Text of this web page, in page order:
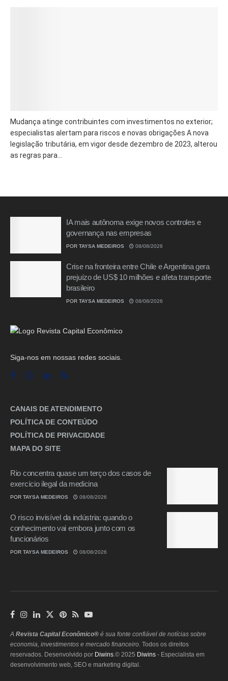
Mudança atinge contribuintes com investimentos no exterior;
especialistas alertam para riscos e novas obrigações A nova
legislação tributária, em vigor desde dezembro de 2023, alterou
as regras para...
IA mais autônoma exige novos controles e
governança nas empresas
POR TAYSA MEDEIROS 08/08/2026
Crise na fronteira entre Chile e Argentina gera
prejuízo de US$ 10 milhões e afeta transporte
brasileiro
POR TAYSA MEDEIROS 08/08/2026
Siga-nos em nossas redes sociais.
CANAIS DE ATENDIMENTO
POLÍTICA DE CONTEÚDO
POLÍTICA DE PRIVACIDADE
MAPA DO SITE
Rio concentra quase um terço dos casos de
exercício ilegal da medicina
POR TAYSA MEDEIROS 08/08/2026
O risco invisível da indústria: quando o
conhecimento vai embora junto com os
funcionários
POR TAYSA MEDEIROS 08/08/2026
A Revista Capital Econômico® é sua fonte confiável de notícias sobre
economia, investimentos e mercado financeiro. Todos os direitos
reservados. Desenvolvido por Diwins.© 2025 Diwins - Especialista em
desenvolvimento web, SEO e marketing digital.